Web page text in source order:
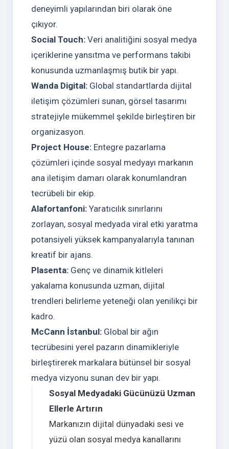
deneyimli yapılarından biri olarak öne
çıkıyor.
Social Touch: Veri analitiğini sosyal medya
içeriklerine yansıtma ve performans takibi
konusunda uzmanlaşmış butik bir yapı.
Wanda Digital: Global standartlarda dijital
iletişim çözümleri sunan, görsel tasarımı
stratejiyle mükemmel şekilde birleştiren bir
organizasyon.
Project House: Entegre pazarlama
çözümleri içinde sosyal medyayı markanın
ana iletişim damarı olarak konumlandran
tecrübeli bir ekip.
Alafortanfoni: Yaratıcılık sınırlarını
zorlayan, sosyal medyada viral etki yaratma
potansiyeli yüksek kampanyalarıyla tanınan
kreatif bir ajans.
Plasenta: Genç ve dinamik kitleleri
yakalama konusunda uzman, dijital
trendleri belirleme yeteneği olan yenilikçi bir
kadro.
McCann İstanbul: Global bir ağın
tecrübesini yerel pazarın dinamikleriyle
birleştirerek markalara bütünsel bir sosyal
medya vizyonu sunan dev bir yapı.
Sosyal Medyadaki Gücünüzü Uzman
Ellerle Artırın
Markanızın dijital dünyadaki sesi ve
yüzü olan sosyal medya kanallarını